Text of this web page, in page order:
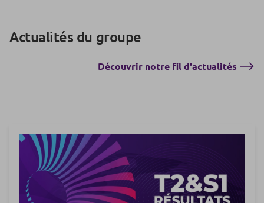
Actualités du groupe
Découvrir notre fil d'actualités